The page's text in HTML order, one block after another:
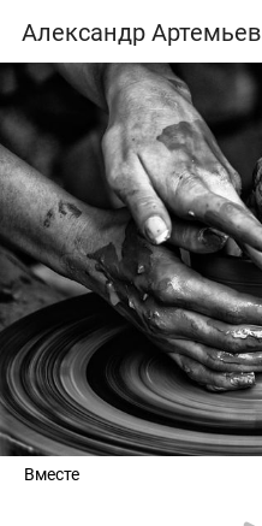
Александр Артемьев
Вместе